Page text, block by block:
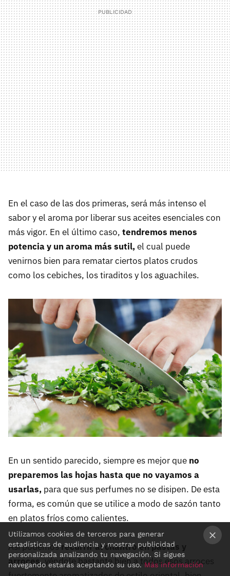
En el caso de las dos primeras, será más intenso el
sabor y el aroma por liberar sus aceites esenciales con
más vigor. En el último caso, tendremos menos
potencia y un aroma más sutil,el cual puede
venirnos bien para rematar ciertos platos crudos
como los cebiches, los tiraditos y los aguachiles.
En un sentido parecido, siempre es mejor que no
preparemos las hojas hasta que no vayamos a
usarlas, para que sus perfumes no se disipen. De esta
forma, es común que se utilice a modo de sazón tanto
en platos fríos como calientes.
Así podemosrecurrir al cilantro en pastas y
arroces,yéndole bastante bien a todos esos arroces
Utilizamos cookies de terceros para generar
estadísticas de audiencia y mostrar publicidad
personalizada analizando tu navegación. Si sigues
navegando estarás aceptando su uso.Más información